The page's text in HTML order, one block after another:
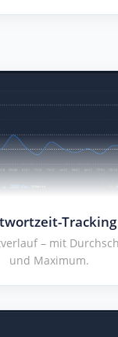
Tracking
– mit
und Maximum.